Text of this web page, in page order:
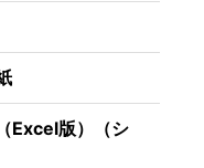
Excel版）（シ